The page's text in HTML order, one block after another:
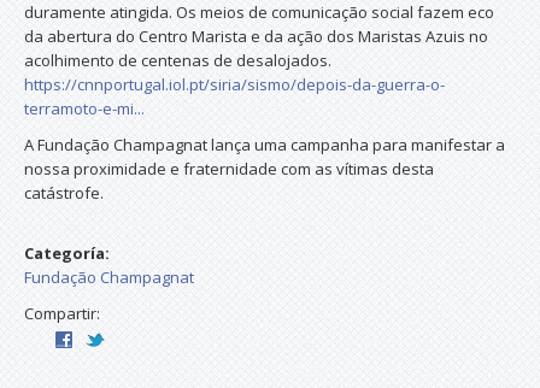
duramente atingida. Os meios de comunicação social fazem eco
da abertura do Centro Marista e da ação dos Maristas Azuis no
acolhimento de centenas de desalojados.
https://cnnportugal.iol.pt/siria/sismo/depois-da-guerra-o-
terramoto-e-mi...
A Fundação Champagnat lança uma campanha para manifestar a
nossa proximidade e fraternidade com as vítimas desta
catástrofe.
Categoría:
Fundação Champagnat
Compartir: